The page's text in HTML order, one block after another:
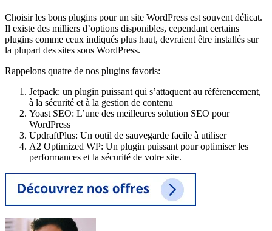
Choisir les bons plugins pour un site WordPress est souvent délicat.
Il existe des milliers d’options disponibles, cependant certains
plugins comme ceux indiqués plus haut, devraient être installés sur
la plupart des sites sous WordPress.
Rappelons quatre de nos plugins favoris:
Jetpack: un plugin puissant qui s’attaquent au référencement,
à la sécurité et à la gestion de contenu
Yoast SEO: L’une des meilleures solution SEO pour
WordPress
UpdraftPlus: Un outil de sauvegarde facile à utiliser
A2 Optimized WP: Un plugin puissant pour optimiser les
performances et la sécurité de votre site.